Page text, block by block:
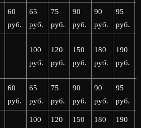
60
руб.
65
руб.
75
руб.
90
руб.
90
руб.
95
руб.
100
руб.
120
руб.
150
руб.
180
руб.
190
руб.
60
руб.
65
руб.
75
руб.
90
руб.
90
руб.
95
руб.
100
120
150
180
190